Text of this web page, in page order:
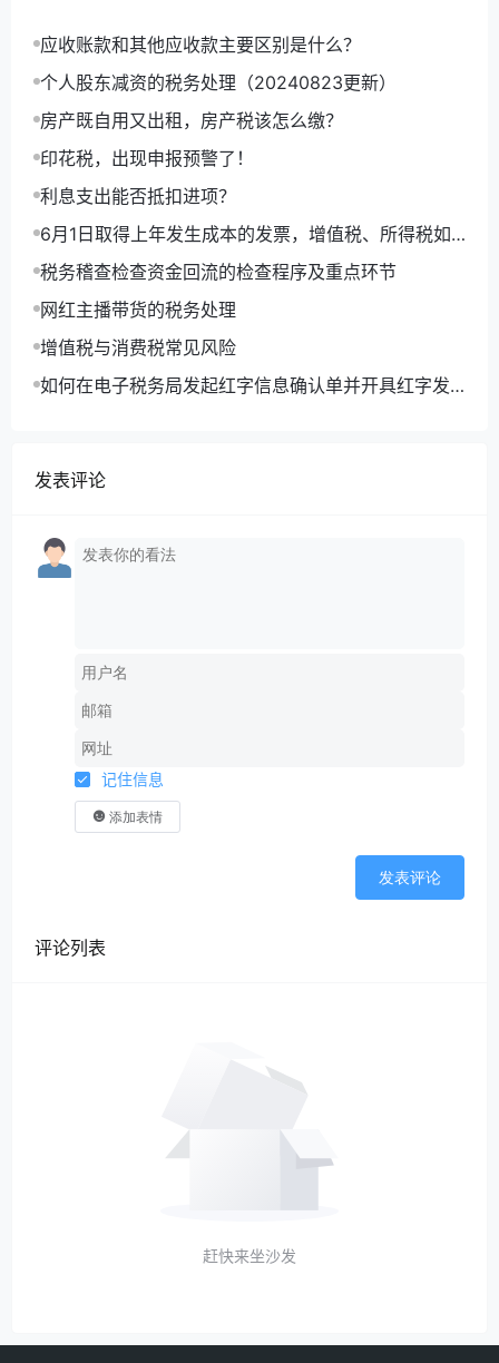
耗用的电费由A公司和B公司分别承担，其所对应的增
属于国家税务总局公告2018年第28号第十八条、第十
九条规定的情形，A公司应按照相关规定开具增值税发
票给B公司，B公司凭发票抵扣进项税。
万元，乙公司在听懂了以后，又给我甲公司传授了经
验，我公司能否用发票复印件和乙公司开具的费用分割
单税前扣除？
答：不能。甲乙公司不是共同接受应纳增值税劳务，因
此不可以用分割单税前扣除。
问题六：A公司为一般纳税人，2021年4月初将部分写
依法适用一般计税方法。2021年4月底，A公司就此写
司收取B公司电费16950元，并向其开具分割单。A公
答：企业租用(包括企业作为单一承租方租用)办公、生
产用房等资产发生的水、电、燃气、冷气、暖气、通讯
A公司账务处理
1、支付供电公司电费，取得发票
其他应收款-B公司 15000
应交税费——应交增值税（进项税额）5200
贷：银行存款 45200
贷： 应交税费——应交增值税（进项税额转出）
税不得抵扣，需要做转出处理。
由于B公司不能取得增值税专用发票，不能抵扣进项税
额。建议B公司以A公司开具的分割单及A公司支付电费
应收账款和其他应收款主要区别是什么？
个人股东减资的税务处理（20240823更新）
房产既自用又出租，房产税该怎么缴？
印花税，出现申报预警了！
利息支出能否抵扣进项？
6月1日取得上年发生成本的发票，增值税、所得税如
何处理，如何做账？
税务稽查检查资金回流的检查程序及重点环节
网红主播带货的税务处理
增值税与消费税常见风险
如何在电子税务局发起红字信息确认单并开具红字发
发表评论
记住信息
添加表情
发表评论
评论列表
赶快来坐沙发